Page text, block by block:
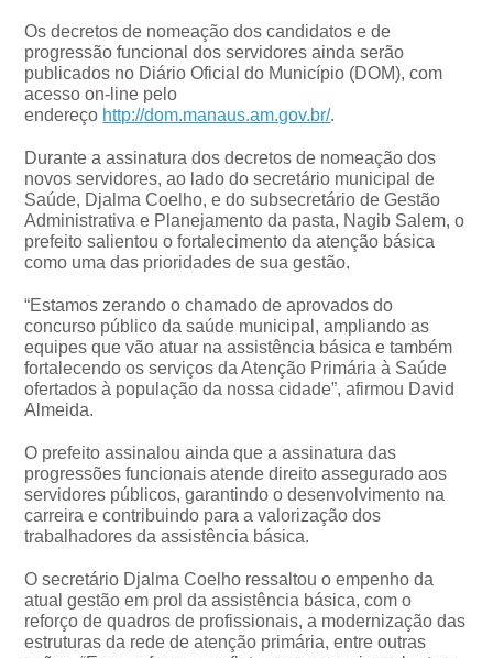
Os decretos de nomeação dos candidatos e de
progressão funcional dos servidores ainda serão
publicados no Diário Oficial do Município (DOM), com
acesso on-line pelo
endereço http://dom.manaus.am.gov.br/.
Durante a assinatura dos decretos de nomeação dos
novos servidores, ao lado do secretário municipal de
Saúde, Djalma Coelho, e do subsecretário de Gestão
Administrativa e Planejamento da pasta, Nagib Salem, o
prefeito salientou o fortalecimento da atenção básica
como uma das prioridades de sua gestão.
“Estamos zerando o chamado de aprovados do
concurso público da saúde municipal, ampliando as
equipes que vão atuar na assistência básica e também
fortalecendo os serviços da Atenção Primária à Saúde
ofertados à população da nossa cidade”, afirmou David
Almeida.
O prefeito assinalou ainda que a assinatura das
progressões funcionais atende direito assegurado aos
servidores públicos, garantindo o desenvolvimento na
carreira e contribuindo para a valorização dos
trabalhadores da assistência básica.
O secretário Djalma Coelho ressaltou o empenho da
atual gestão em prol da assistência básica, com o
reforço de quadros de profissionais, a modernização das
estruturas da rede de atenção primária, entre outras